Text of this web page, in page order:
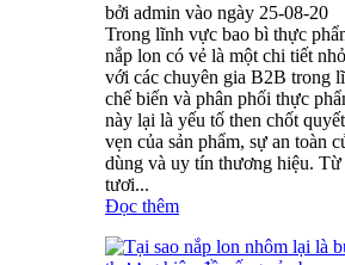
bởi admin vào ngày 25-08-20
Trong lĩnh vực bao bì thực
nắp lon có vẻ là một chi tiết
với các chuyên gia B2B trong
chế biến và phân phối thực
này lại là yếu tố then chốt
vẹn của sản phẩm, sự an toàn
dùng và uy tín thương hiệu. Từ
tươi...
Đọc thêm